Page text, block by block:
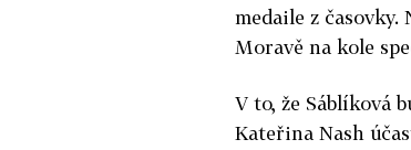
medaile z časovky.
Moravě na kole
V to, že Sáblíková
Kateřina Nash